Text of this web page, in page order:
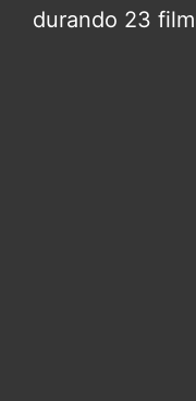
durando 23